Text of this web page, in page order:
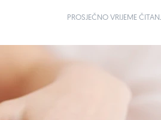
PROSJEČNOVRIJEME